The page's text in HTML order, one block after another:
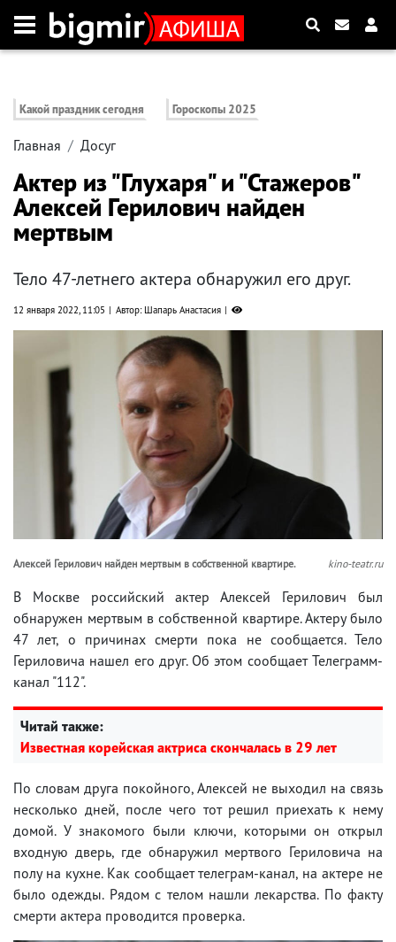
Какой праздник сегодня Гороскопы 2025
Главная Досуг
Актер из "Глухаря" и "Стажеров"
Алексей Герилович найден
мертвым
Тело 47-летнего актера обнаружил его друг.
12 января 2022, 11:05 Автор: Шапарь Анастасия
Алексей Герилович найден мертвым в собственной квартире. kino-teatr.ru
В Москве российский актер Алексей Герилович был
обнаружен мертвым в собственной квартире. Актеру было
47 лет, о причинах смерти пока не сообщается. Тело
Гериловича нашел его друг. Об этом сообщает Телеграмм-
канал "112".
Читай также:
Известная корейская актриса скончалась в 29 лет
По словам друга покойного, Алексей не выходил на связь
несколько дней, после чего тот решил приехать к нему
домой. У знакомого были ключи, которыми он открыл
входную дверь, где обнаружил мертвого Гериловича на
полу на кухне. Как сообщает телеграм-канал, на актере не
было одежды. Рядом с телом нашли лекарства. По факту
смерти актера проводится проверка.